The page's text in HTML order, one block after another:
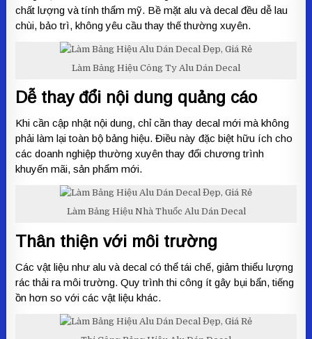
chất lượng và tính thẩm mỹ. Bề mặt alu và decal đều dễ lau
chùi, bảo trì, không yêu cầu thay thế thường xuyên.
Làm Bảng Hiệu Công Ty Alu Dán Decal
Dễ thay đổi nội dung quảng cáo
Khi cần cập nhật nội dung, chỉ cần thay decal mới mà không
phải làm lại toàn bộ bảng hiệu. Điều này đặc biệt hữu ích cho
các doanh nghiệp thường xuyên thay đổi chương trình
khuyến mãi, sản phẩm mới.
Làm Bảng Hiệu Nhà Thuốc Alu Dán Decal
Thân thiện với môi trường
Các vật liệu như alu và decal có thể tái chế, giảm thiểu lượng
rác thải ra môi trường. Quy trình thi công ít gây bụi bẩn, tiếng
ồn hơn so với các vật liệu khác.